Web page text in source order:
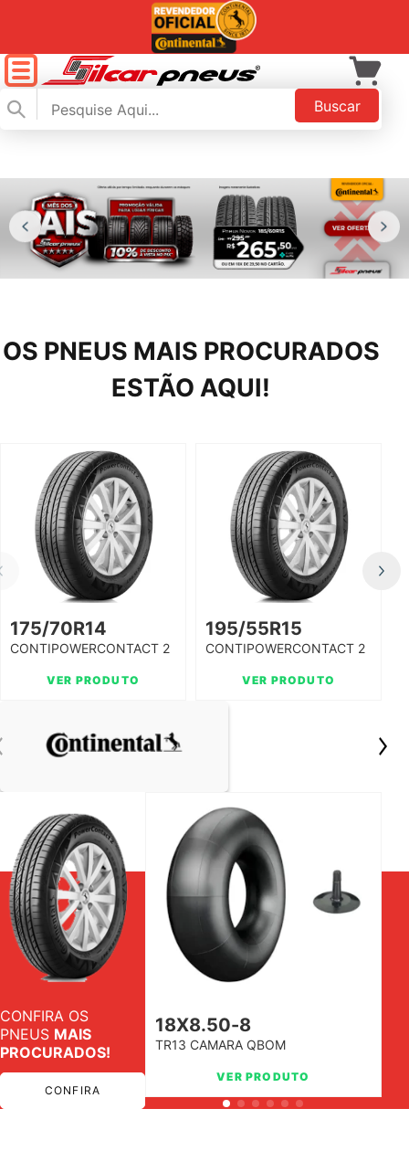
Buscar
OS PNEUS MAIS PROCURADOS
ESTÃO AQUI!
175/70R14
CONTIPOWERCONTACT 2
PNEU CONTIN
VER PRODUTO
195/55R15
CONTIPOWERCONTACT 2
CONTINENTAL
VER PRODUTO
CONFIRA OS
PNEUS MAIS
PROCURADOS!
CONFIRA
18X8.50-8
TR13 CAMARA QBOM
VER PRODUTO